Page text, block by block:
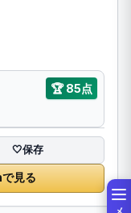
🏆 85点
🤍保存
見る